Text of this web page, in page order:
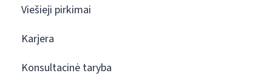
Viešieji pirkimai
Karjera
Konsultacinė taryba